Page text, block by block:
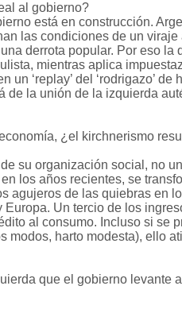
al gobierno?
está en construcción.
las condiciones de un
derrota popular. Por eso la
mientras aplica
un ‘replay’ del ‘rodrigazo’ de
de la unión de la izquierda
¿el kirchnerismo
su organización social, no
los años recientes, se
agujeros de las quiebras en
Un tercio de los
al consumo. Incluso si se
modos, harto modesta), ello
que el gobierno levante